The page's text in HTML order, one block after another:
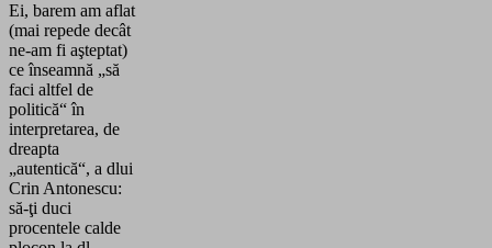
Ei, barem am aflat
(mai repede decât
ne-am fi aşteptat)
ce înseamnă „să
faci altfel de
politică“ în
interpretarea, de
dreapta
„autentică“, a dlui
Crin Antonescu:
să-ţi duci
procentele calde